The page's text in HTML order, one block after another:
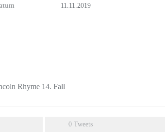
11.11.2019
Rhyme 14. Fall
0 Tweets